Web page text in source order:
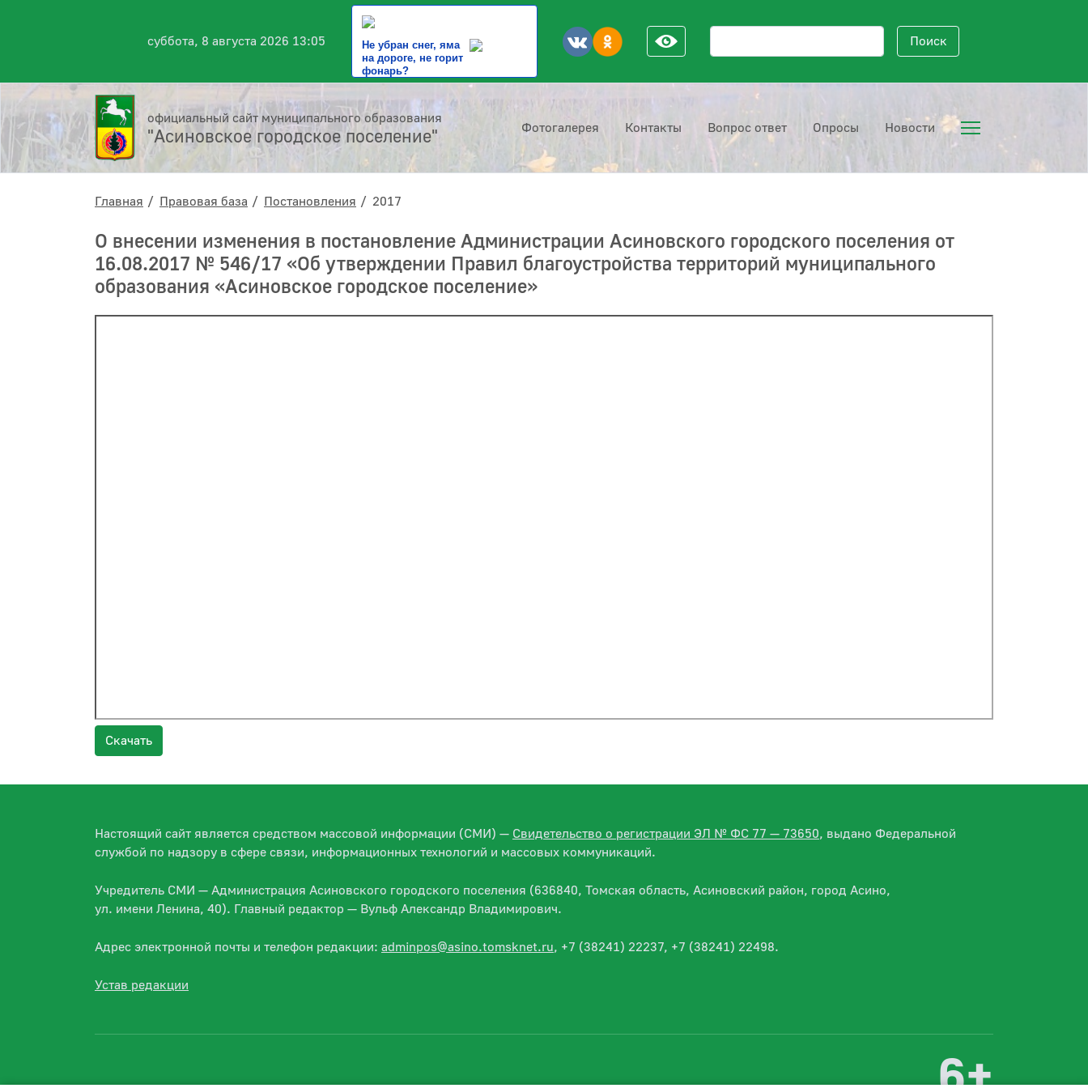
суббота, 8 августа 2026 13:05
Не убран снег, яма
на дороге, не горит
фонарь?
Поисковый запрос Поиск
официальный сайт муниципального образования
"Асиновское городское поселение" Фотогалерея Контакты Вопрос ответ Опросы Новости
Главная Правовая база Постановления 2017
О внесении изменения в постановление Администрации Асиновского городского поселения от
16.08.2017 № 546/17 «Об утверждении Правил благоустройства территорий муниципального
образования «Асиновское городское поселение»
Скачать
Настоящий сайт является средством массовой информации (СМИ) — Свидетельство о регистрации ЭЛ № ФС 77 — 73650, выдано Федеральной
службой по надзору в сфере связи, информационных технологий и массовых коммуникаций.
Учредитель СМИ — Администрация Асиновского городского поселения (636840, Томская область, Асиновский район, город Асино,
ул. имени Ленина, 40). Главный редактор — Вульф Александр Владимирович.
Адрес электронной почты и телефон редакции: adminpos@asino.tomsknet.ru, +7 (38241) 22237, +7 (38241) 22498.
Устав редакции